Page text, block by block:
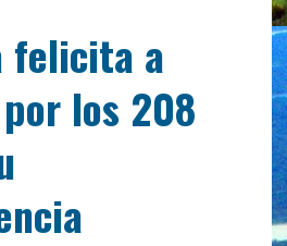
felicita a
los 208